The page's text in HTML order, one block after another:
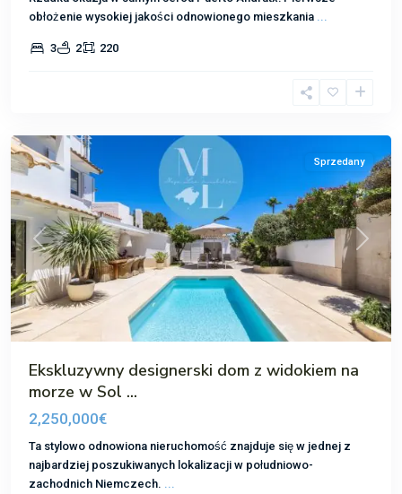
obłożenie wysokiej jakości odnowionego mieszkania ...
3 2 220
Poprzedni
Sprzedany
Ekskluzywny designerski dom z widokiem na
morze w Sol ...
2,250,000€
Ta stylowo odnowiona nieruchomość znajduje się w jednej z
najbardziej poszukiwanych lokalizacji w południowo-
zachodnich Niemczech. ...